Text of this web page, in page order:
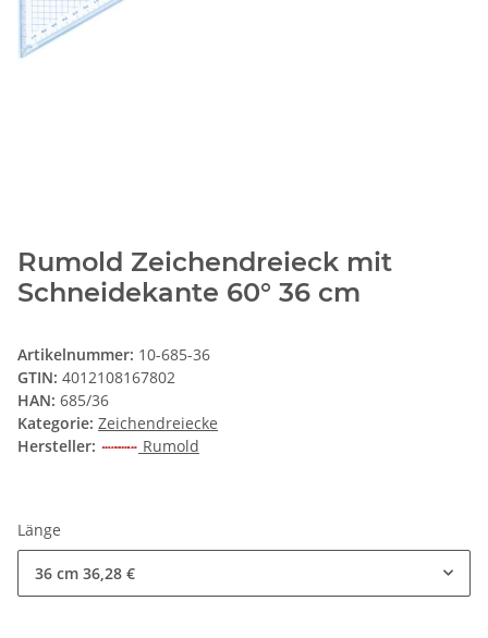
Rumold Zeichendreieck mit
Schneidekante 60° 36 cm
Artikelnummer: 10-685-36
GTIN: 4012108167802
HAN: 685/36
Kategorie: Zeichendreiecke
Hersteller:
Rumold
Länge
36 cm 36,28 €